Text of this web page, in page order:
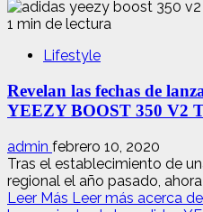
1 min de lectura
Lifestyle
Revelan las fechas de
YEEZY BOOST 350 V2
admin febrero 10, 2020
Tras el establecimiento de
regional el año pasado,
Leer Más Leer más acerca